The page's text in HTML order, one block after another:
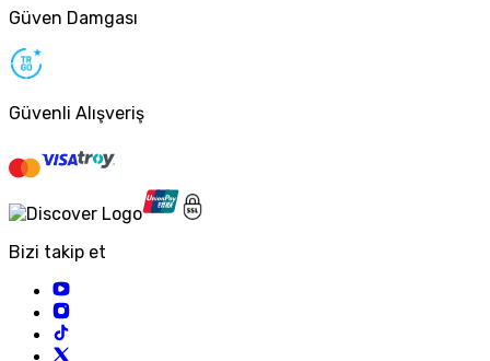
Güven Damgası
Güvenli Alışveriş
Bizi takip et